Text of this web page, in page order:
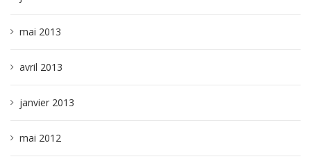
mai 2013
avril 2013
janvier 2013
mai 2012